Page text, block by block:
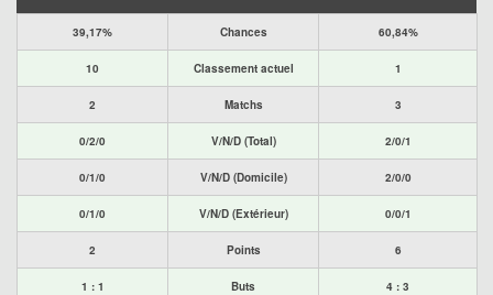
39,17% Chances 60,84%
10 Classement actuel 1
2 Matchs 3
0/2/0 V/N/D (Total) 2/0/1
0/1/0 V/N/D (Domicile) 2/0/0
0/1/0 V/N/D (Extérieur) 0/0/1
2 Points 6
1 : 1 Buts 4 : 3